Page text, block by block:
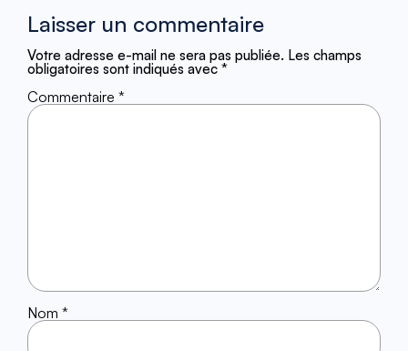
Laisser un commentaire
Votre adresse e-mail ne sera pas publiée. Les champs
obligatoires sont indiqués avec *
Commentaire *
Nom *